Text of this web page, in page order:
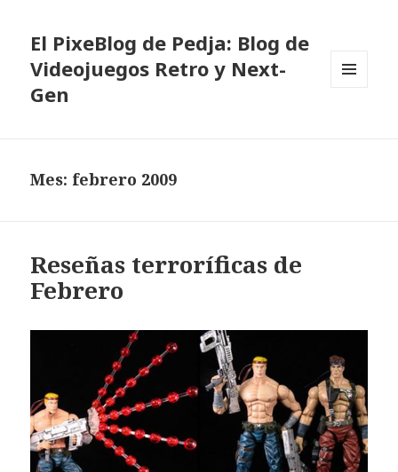
El PixeBlog de Pedja: Blog de
Videojuegos Retro y Next-
Gen
Mes: febrero 2009
Reseñas terroríficas de
Febrero